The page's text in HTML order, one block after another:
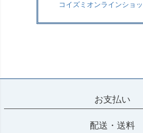
コイズミオンラインショ
お支払い
配送・送料